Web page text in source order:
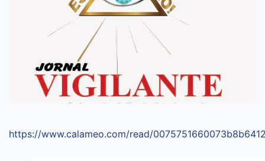
https://www.calameo.com/read/